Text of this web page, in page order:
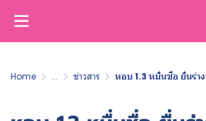
Home ... ข่าวสาร หอบ 1.3 หมื่นชื่อ ยื่นร่างพ.ร.บ.ยกเลิกกฎ